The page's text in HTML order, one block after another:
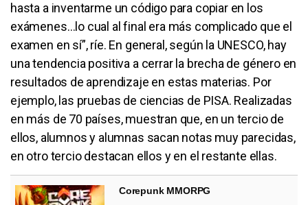
hasta a inventarme un código para copiar en los
exámenes…lo cual al final era más complicado que el
examen en sí”, ríe. En general, según la UNESCO, hay
una tendencia positiva a cerrar la brecha de género en
resultados de aprendizaje en estas materias. Por
ejemplo, las pruebas de ciencias de PISA. Realizadas
en más de 70 países, muestran que, en un tercio de
ellos, alumnos y alumnas sacan notas muy parecidas,
en otro tercio destacan ellos y en el restante ellas.
Corepunk MMORPG